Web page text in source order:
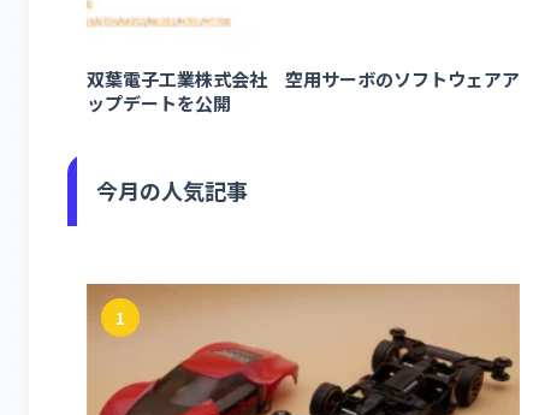
双葉電子工業株式会社 空用サーボのソフトウェアア
ップデートを公開
今月の人気記事
1